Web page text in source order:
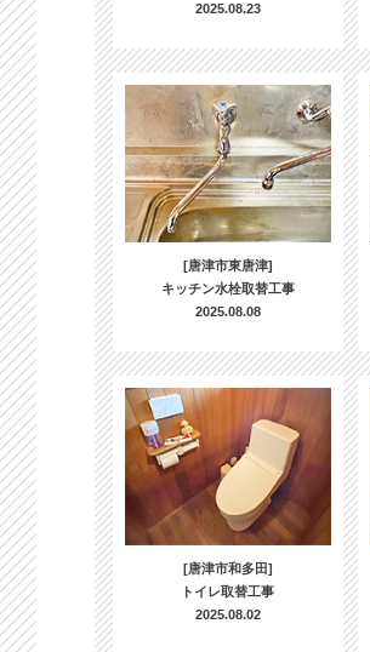
2025.08.23
[唐津市東唐津]
キッチン水栓取替工事
2025.08.08
[唐津市和多田]
トイレ取替工事
2025.08.02